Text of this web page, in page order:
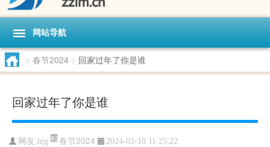
网站导航
> 春节2024 > 回家过年了你是谁
回家过年了你是谁
网友:hjg 春节2024 2024-02-10 11:25:22